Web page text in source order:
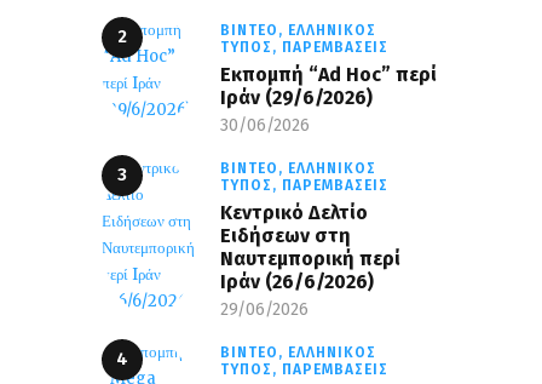
ΒΊΝΤΕΟ, ΕΛΛΗΝΙΚΌΣ
ΤΎΠΟΣ, ΠΑΡΕΜΒΆΣΕΙΣ
Εκπομπή “Ad Hoc” περί
Iράν (29/6/2026)
30/06/2026
ΒΊΝΤΕΟ, ΕΛΛΗΝΙΚΌΣ
ΤΎΠΟΣ, ΠΑΡΕΜΒΆΣΕΙΣ
Κεντρικό Δελτίο
Ειδήσεων στη
Ναυτεμπορική περί
Iράν (26/6/2026)
29/06/2026
ΒΊΝΤΕΟ, ΕΛΛΗΝΙΚΌΣ
ΤΎΠΟΣ, ΠΑΡΕΜΒΆΣΕΙΣ